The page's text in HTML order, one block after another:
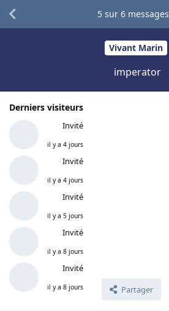
Vivant Marin
imperator
Derniers visiteurs
Invité
il y a 4 jours
Invité
il y a 4 jours
Invité
il y a 5 jours
Invité
il y a 8 jours
Invité
il y a 8 jours Partager
5 sur 6 messages